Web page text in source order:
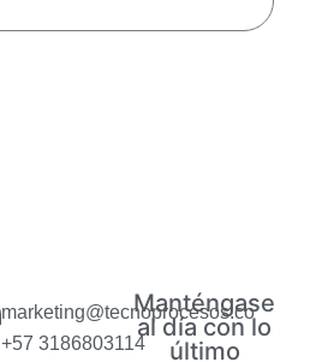
marketing@tecnoprocesos.co
+57 3186803114
Manténgase
al día con lo
último